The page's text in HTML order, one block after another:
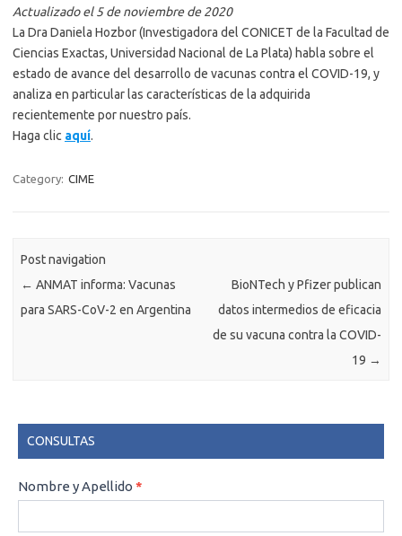
Actualizado el 5 de noviembre de 2020
La Dra Daniela Hozbor (Investigadora del CONICET de la Facultad de
Ciencias Exactas, Universidad Nacional de La Plata) habla sobre el
estado de avance del desarrollo de vacunas contra el COVID-19, y
analiza en particular las características de la adquirida
recientemente por nuestro país.
Haga clic aquí.
Category: CIME
Post navigation
← ANMAT informa: Vacunas
para SARS-CoV-2 en Argentina
BioNTech y Pfizer publican
datos intermedios de eficacia
de su vacuna contra la COVID-
19 →
CONSULTAS
CONSULTAS
Nombre y Apellido *